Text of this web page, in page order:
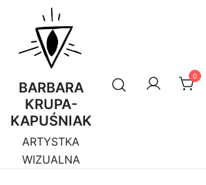
BARBARA
KRUPA-
KAPUŚNIAK
ARTYSTKA
WIZUALNA
0